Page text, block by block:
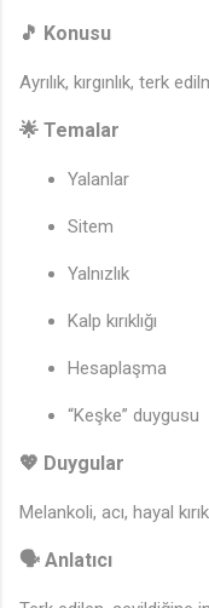
🎵 Konusu
Ayrılık, kırgınlık, terk
🌟 Temalar
Yalanlar
Sitem
Yalnızlık
Kalp kırıklığı
Hesaplaşma
“Keşke” duygusu
💖 Duygular
Melankoli, acı, hayal
🗣️ Anlatıcı